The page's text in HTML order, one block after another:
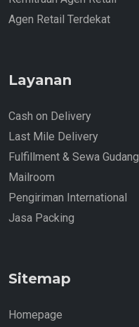
Agen Retail Terdekat
Layanan
Cash on Delivery
Last Mile Delivery
Fulfillment & Sewa Gudang
Mailroom
Pengiriman International
Jasa Packing
Sitemap
Homepage